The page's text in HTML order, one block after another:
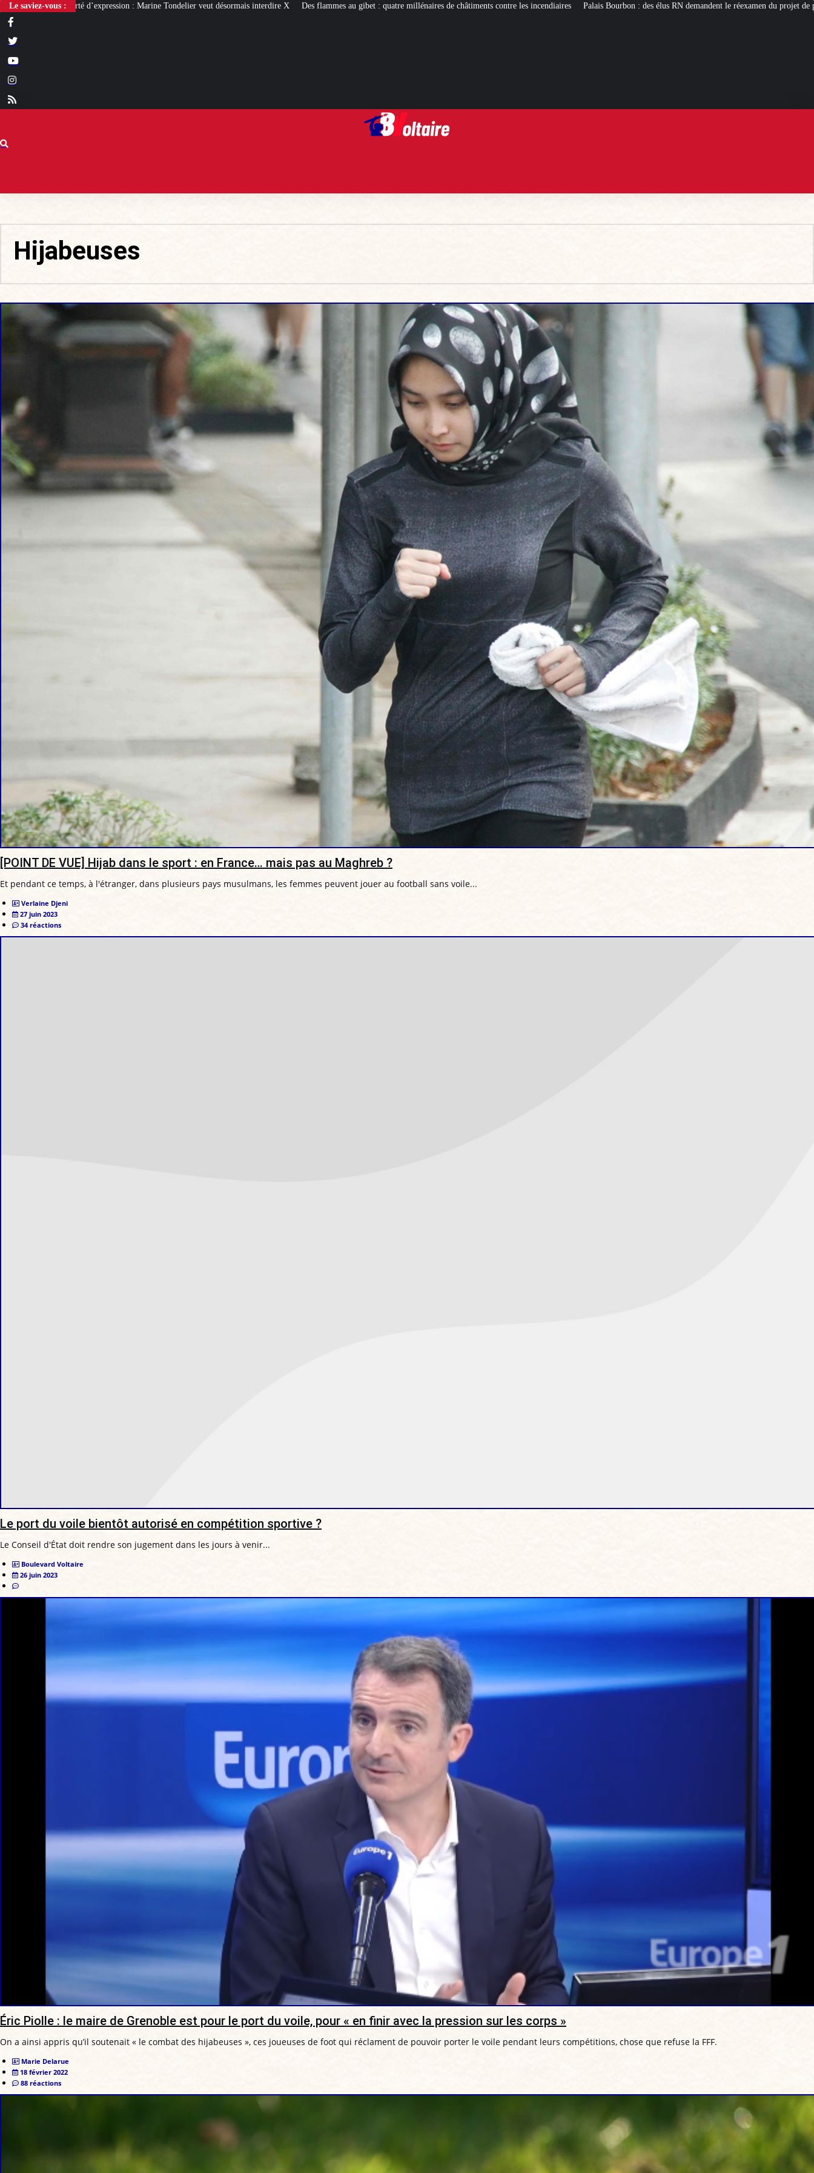
Le saviez-vous :: Marine Tondelier veut désormais interdire X Des flammes au gibet : quatre millénaires de châtiments contre les incendiaires Palais Bourbon : des élus RN demandent le réexamen du projet de pavillon d’accueil à 50
Hijabeuses
[POINT DE VUE] Hijab dans le sport : en France… mais pas au Maghreb ?
Et pendant ce temps, à l'étranger, dans plusieurs pays musulmans, les femmes peuvent jouer au football sans voile...
Verlaine Djeni
27 juin 2023
34 réactions
Le port du voile bientôt autorisé en compétition sportive ?
Le Conseil d'État doit rendre son jugement dans les jours à venir...
Boulevard Voltaire
26 juin 2023
Éric Piolle : le maire de Grenoble est pour le port du voile, pour « en finir avec la pression sur les corps »
On a ainsi appris qu’il soutenait « le combat des hijabeuses », ces joueuses de foot qui réclament de pouvoir porter le voile pendant leurs compétitions, chose que refuse la FFF.
Marie Delarue
18 février 2022
88 réactions